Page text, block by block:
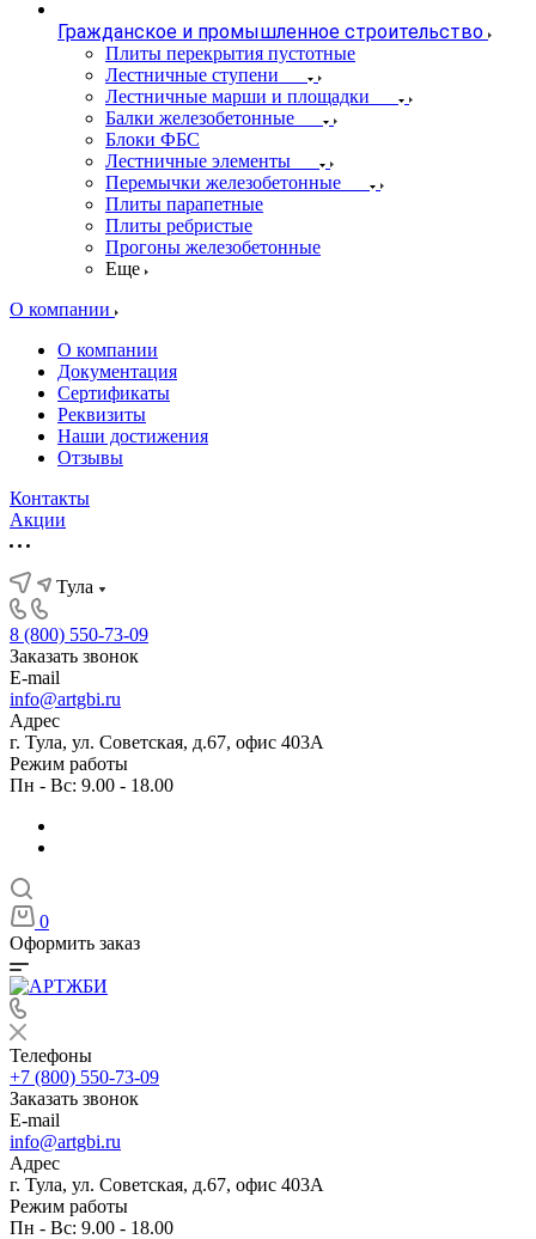
Гражданское и промышленное строительство
Плиты перекрытия пустотные
Лестничные ступени
Лестничные марши и площадки
Балки железобетонные
Блоки ФБС
Лестничные элементы
Перемычки железобетонные
Плиты парапетные
Плиты ребристые
Прогоны железобетонные
Еще
О компании
О компании
Документация
Сертификаты
Реквизиты
Наши достижения
Отзывы
Контакты
Акции
Тула
8 (800) 550-73-09
Заказать звонок
E-mail
info@artgbi.ru
Адрес
г. Тула, ул. Советская, д.67, офис 403А
Режим работы
Пн - Вс: 9.00 - 18.00
0
Оформить заказ
Телефоны
+7 (800) 550-73-09
Заказать звонок
E-mail
info@artgbi.ru
Адрес
г. Тула, ул. Советская, д.67, офис 403А
Режим работы
Пн - Вс: 9.00 - 18.00